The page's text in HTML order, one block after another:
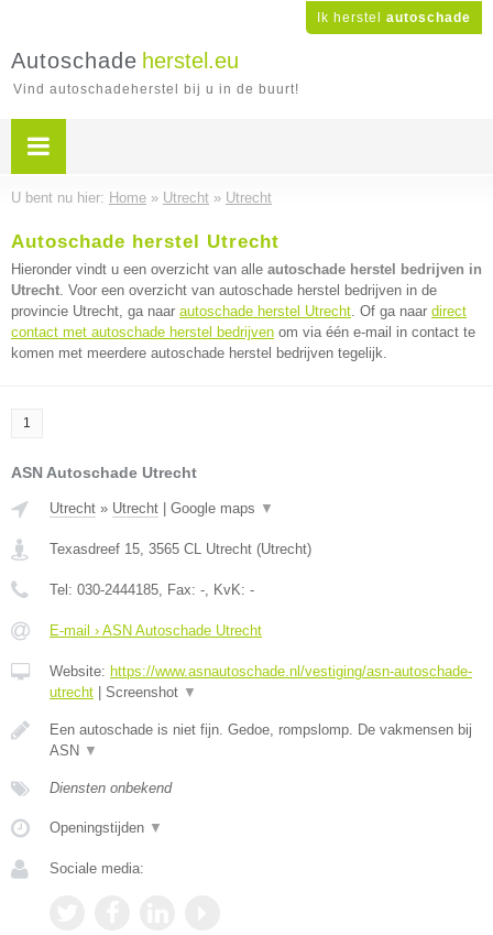
Ik herstel autoschade
Autoschade herstel.eu
Vind autoschadeherstel bij u in de buurt!
U bent nu hier: Home » Utrecht » Utrecht
Autoschade herstel Utrecht
Hieronder vindt u een overzicht van alle autoschade herstel bedrijven in
Utrecht. Voor een overzicht van autoschade herstel bedrijven in de
provincie Utrecht, ga naar autoschade herstel Utrecht. Of ga naar direct
contact met autoschade herstel bedrijven om via één e-mail in contact te
komen met meerdere autoschade herstel bedrijven tegelijk.
1
ASN Autoschade Utrecht
Utrecht » Utrecht Google maps ▼
Texasdreef 15, 3565 CL Utrecht (Utrecht)
Tel: 030-2444185, Fax: -, KvK: -
E-mail › ASN Autoschade Utrecht
Website: https://www.asnautoschade.nl/vestiging/asn-autoschade-
utrecht
Screenshot ▼
Een autoschade is niet fijn. Gedoe, rompslomp. De vakmensen bij
ASN ▼
Diensten onbekend
Openingstijden ▼
Sociale media: